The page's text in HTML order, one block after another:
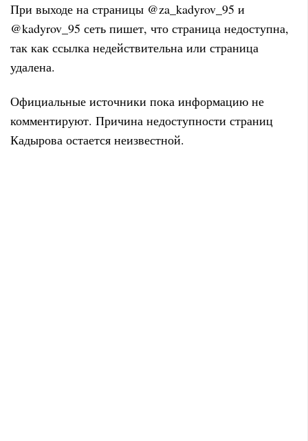
При выходе на страницы @za_kadyrov_95 и
@kadyrov_95 сеть пишет, что страница недоступна,
так как ссылка недействительна или страница
удалена.
Официальные источники пока информацию не
комментируют. Причина недоступности страниц
Кадырова остается неизвестной.